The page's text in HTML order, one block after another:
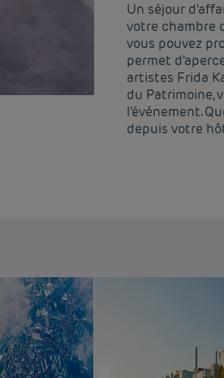
Un séjour
votre chambre
vous pouvez
permet
artistes Frida
du Patrimoine,
l'événement.
depuis votre